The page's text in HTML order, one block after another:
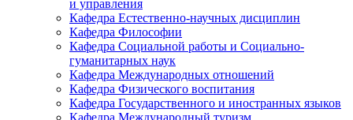
и управления
Кафедра Естественно-научных дисциплин
Кафедра Философии
Кафедра Социальной работы и Социально-
гуманитарных наук
Кафедра Международных отношений
Кафедра Физического воспитания
Кафедра Государственного и иностранных языков
Кафедра Международный туризм